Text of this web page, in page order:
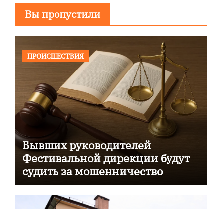
Вы пропустили
ПРОИСШЕСТВИЯ
Бывших руководителей
Фестивальной дирекции будут
судить за мошенничество